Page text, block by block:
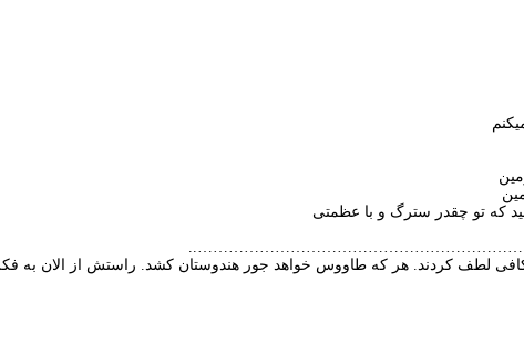
که تو چقدر سترگ و با عظمتی
لطف کردند. هر که طاووس خواهد جور هندوستان کشد. راستش از الان به فکر